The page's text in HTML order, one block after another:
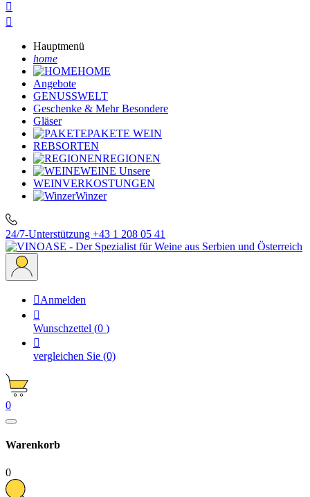


Hauptmenü
home
HOME
Angebote
GENUSSWELT
Geschenke & MehrBesondere
Gläser
PAKETE WEIN
REBSORTEN
REGIONEN
WEINE Unsere
WEINVERKOSTUNGEN
Winzer
24/7-Unterstützung +43 1 208 05 41
Anmelden

Wunschzettel (0 )

vergleichen Sie (0)
0
Warenkorb
0